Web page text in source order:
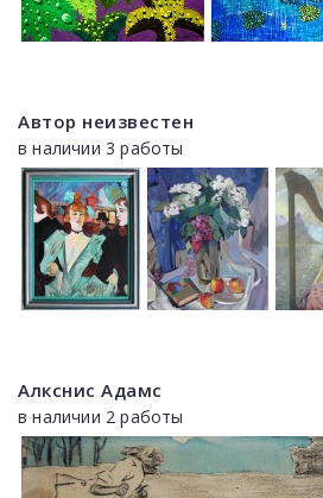
Автор неизвестен
в наличии 3 работы
Алкснис Адамс
в наличии 2 работы